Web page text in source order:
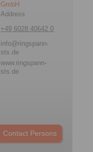
GmbH
Address
+49 6028 40642 0
info@ringspann-
sts.de
www.ringspann-
sts.de
Contact Persons